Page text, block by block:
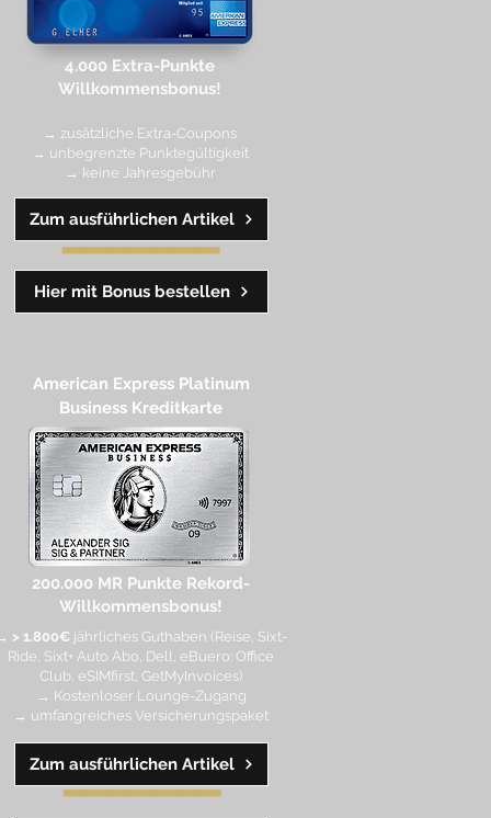
Hier mit Bonus bestellen
Zum ausführlichen Artikel
4.000 Extra-Punkte
Willkommensbonus!
→ zusätzliche Extra-Coupons
→ unbegrenzte Punktegültigkeit
→ keine Jahresgebühr
━━━━━━━
American Express Platinum
Business Kreditkarte​
200.000 MR Punkte Rekord-
Willkommensbonus!
> 1.800€ jährliches Guthaben (Reise, Sixt-
Ride, Sixt+ Auto Abo, Dell, eBuero: Office
Club, eSIMfirst, GetMyInvoices)
→ Kostenloser Lounge-Zugang
→ umfangreiches Versicherungspaket
━━━━━━━
Zum ausführlichen Artikel